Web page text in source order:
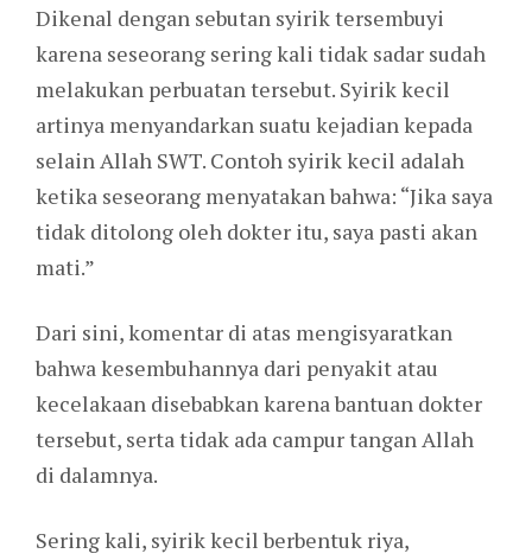
Dikenal dengan sebutan syirik tersembuyi
karena seseorang sering kali tidak sadar sudah
melakukan perbuatan tersebut. Syirik kecil
artinya menyandarkan suatu kejadian kepada
selain Allah SWT. Contoh syirik kecil adalah
ketika seseorang menyatakan bahwa: “Jika saya
tidak ditolong oleh dokter itu, saya pasti akan
mati.”
Dari sini, komentar di atas mengisyaratkan
bahwa kesembuhannya dari penyakit atau
kecelakaan disebabkan karena bantuan dokter
tersebut, serta tidak ada campur tangan Allah
di dalamnya.
Sering kali, syirik kecil berbentuk riya,